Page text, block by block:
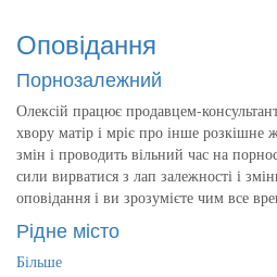
Оповідання
Порнозалежний
Олексій працює продавцем-
хвору матір і мріє про інше розкішне
змін і проводить вільний час на
сили вирватися з лап залежності і
оповідання і ви зрозумієте чим все
Рідне місто
Більше